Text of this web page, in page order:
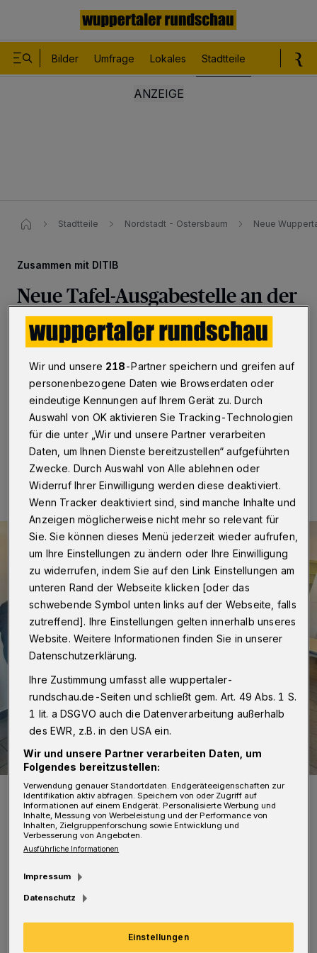
Bilder Umfrage Lokales Stadtteile
Stadtteile Nordstadt - Ostersbaum Neue
Zusammen mit DITIB
Neue Tafel-Ausgabestelle an der
Elberfelder Gathe
Zusammenarbeit mit der DITIB-Zentralmoschee eine
neue Ausgabestelle eröffnet. Sie befindet sich an der
Gathe 31.
11.06.2024 , 14:41 Uhr Eine Minute Lesezeit
Auch in Elberfeld kann die Tafel jetzt wieder Menschen versorgen.
Foto: Wuppertaler Rundschau/Simone Bahrmann
„Die Tafel hat allein über 1.000 Kundinnen
seit dem Wegfall der Ausgabestelle in der
Wir und unsere 218-Partner speichern und greifen auf
personenbezogene Daten wie Browserdaten oder
eindeutige Kennungen auf Ihrem Gerät zu. Durch
Auswahl von OK aktivieren Sie Tracking-Technologien
für die unter „Wir und unsere Partner verarbeiten
Daten, um Ihnen Dienste bereitzustellen“ aufgeführten
Zwecke. Durch Auswahl von Alle ablehnen oder
Widerruf Ihrer Einwilligung werden diese deaktiviert.
Wenn Tracker deaktiviert sind, sind manche Inhalte und
Anzeigen möglicherweise nicht mehr so relevant für
Sie. Sie können dieses Menü jederzeit wieder aufrufen,
um Ihre Einstellungen zu ändern oder Ihre Einwilligung
zu widerrufen, indem Sie auf den Link Einstellungen am
unteren Rand der Webseite klicken [oder das
schwebende Symbol unten links auf der Webseite, falls
zutreffend]. Ihre Einstellungen gelten innerhalb unseres
Website. Weitere Informationen finden Sie in unserer
Datenschutzerklärung.
Ihre Zustimmung umfasst alle wuppertaler-
rundschau.de-Seiten und schließt gem. Art. 49 Abs. 1 S.
1 lit. a DSGVO auch die Datenverarbeitung außerhalb
des EWR, z.B. in den USA ein.
Wir und unsere Partner verarbeiten Daten, um
Folgendes bereitzustellen:
Verwendung genauer Standortdaten. Endgeräteeigenschaften zur
Identifikation aktiv abfragen. Speichern von oder Zugriff auf
Informationen auf einem Endgerät. Personalisierte Werbung und
Inhalte, Messung von Werbeleistung und der Performance von
Inhalten, Zielgruppenforschung sowie Entwicklung und
Verbesserung von Angeboten.
Ausführliche Informationen
Impressum
Datenschutz
Einstellungen